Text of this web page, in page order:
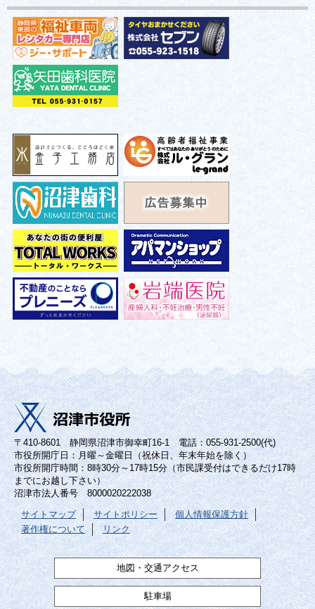
〒410-8601 静岡県沼津市御幸町16-1 電話：055-931-2500(代)
市役所開庁日：月曜～金曜日（祝休日、年末年始を除く）
市役所開庁時間：8時30分～17時15分（市民課受付はできるだけ17時
までにお越し下さい）
沼津市法人番号 8000020222038
サイトマップ サイトポリシー
個人情報保護方針
著作権について
リンク
地図・交通アクセス
駐車場